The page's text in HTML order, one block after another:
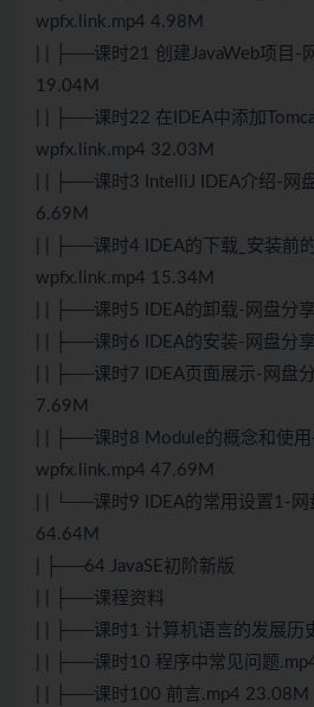
wpfx.link.mp4 4.98M
| | ├──课时21 创建JavaWeb项目-
19.04M
| | ├──课时22 在IDEA中添加
wpfx.link.mp4 32.03M
| | ├──课时3 IntelliJ IDEA介绍-网
6.69M
| | ├──课时4 IDEA的下载_安装前
wpfx.link.mp4 15.34M
| | ├──课时5 IDEA的卸载-网盘分
| | ├──课时6 IDEA的安装-网盘分
| | ├──课时7 IDEA页面展示-网盘
7.69M
| | ├──课时8 Module的概念和使
wpfx.link.mp4 47.69M
| | └──课时9 IDEA的常用设置1-
64.64M
| ├──64 JavaSE初阶新版
| | ├──课程资料
| | ├──课时1 计算机语言的发展历
| | ├──课时10 程序中常见问题
| | ├──课时100 前言.mp4 23.08M